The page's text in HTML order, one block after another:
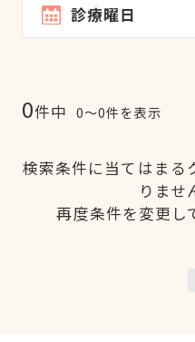
診療曜日
0件中 0〜0件を表示
検索条件に当てはまる
りませ
再度条件を変更し